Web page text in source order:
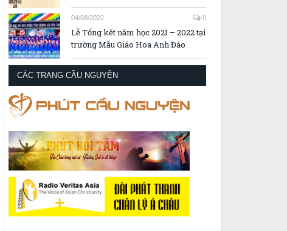
04/08/2022 0
Lễ Tổng kết năm học 2021 – 2022 tại
trường Mẫu Giáo Hoa Anh Đào
CÁC TRANG CẦU NGUYỆN